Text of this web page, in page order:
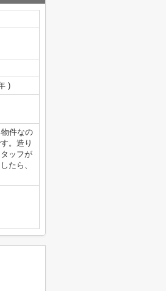
)
件なの
。造り
ッフが
たら、